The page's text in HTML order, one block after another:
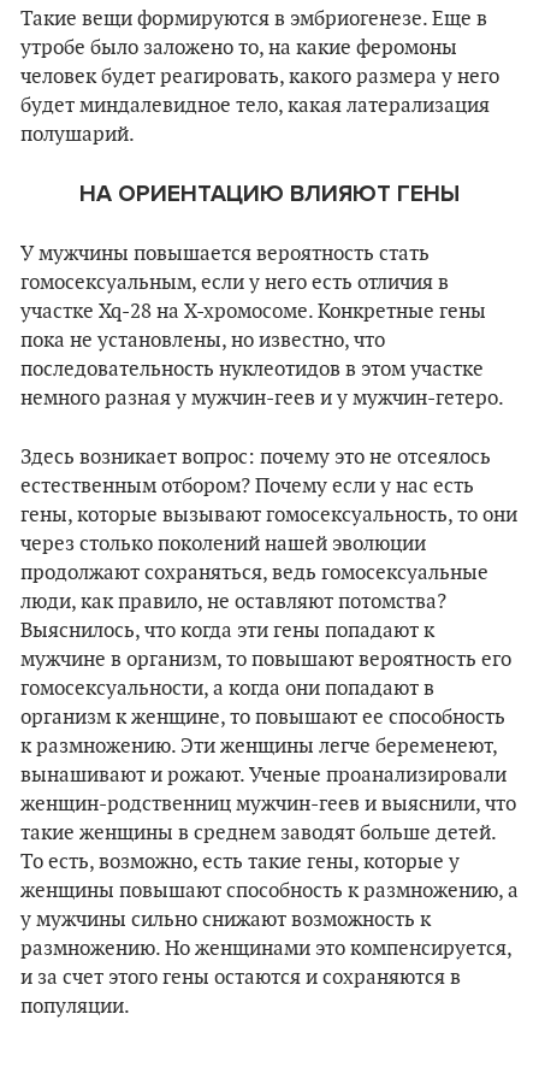
Такие вещи формируются в эмбриогенезе. Еще в
утробе было заложено то, на какие феромоны
человек будет реагировать, какого размера у него
будет миндалевидное тело, какая латерализация
полушарий.
НА ОРИЕНТАЦИЮ ВЛИЯЮТ ГЕНЫ
У мужчины повышается вероятность стать
гомосексуальным, если у него есть отличия в
участке Xq-28 на Х-хромосоме. Конкретные гены
пока не установлены, но известно, что
последовательность нуклеотидов в этом участке
немного разная у мужчин-геев и у мужчин-гетеро.
Здесь возникает вопрос: почему это не отсеялось
естественным отбором? Почему если у нас есть
гены, которые вызывают гомосексуальность, то они
через столько поколений нашей эволюции
продолжают сохраняться, ведь гомосексуальные
люди, как правило, не оставляют потомства?
Выяснилось, что когда эти гены попадают к
мужчине в организм, то повышают вероятность его
гомосексуальности, а когда они попадают в
организм к женщине, то повышают ее способность
к размножению. Эти женщины легче беременеют,
вынашивают и рожают. Ученые проанализировали
женщин-родственниц мужчин-геев и выяснили, что
такие женщины в среднем заводят больше детей.
То есть, возможно, есть такие гены, которые у
женщины повышают способность к размножению, а
у мужчины сильно снижают возможность к
размножению. Но женщинами это компенсируется,
и за счет этого гены остаются и сохраняются в
популяции.